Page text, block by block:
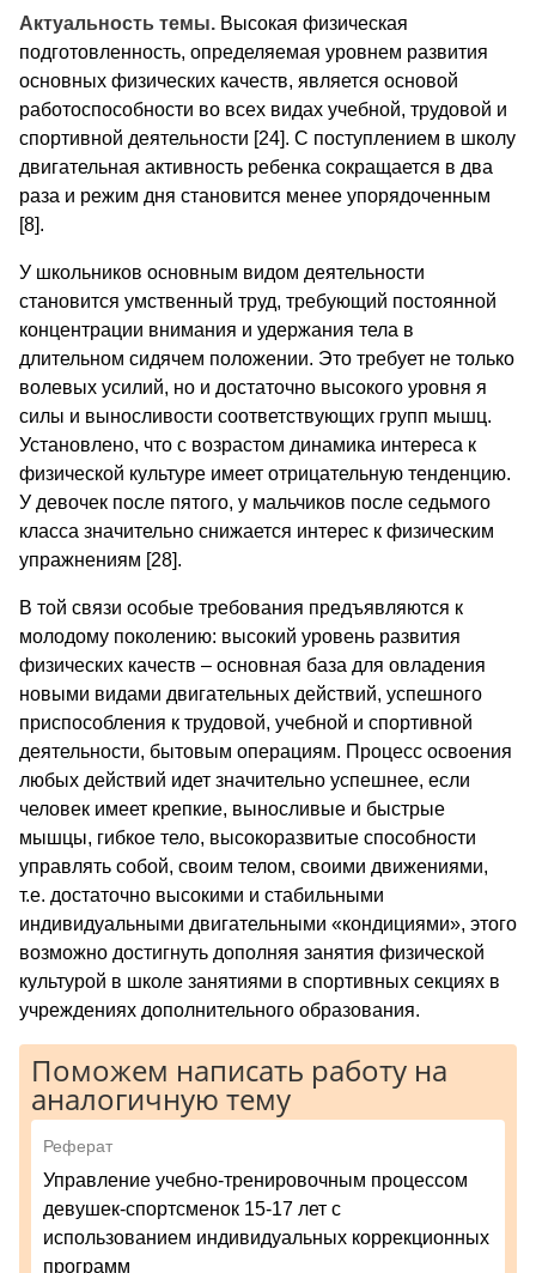
Актуальность темы. Высокая физическая
подготовленность, определяемая уровнем развития
основных физических качеств, является основой
работоспособности во всех видах учебной, трудовой и
спортивной деятельности [24]. С поступлением в школу
двигательная активность ребенка сокращается в два
раза и режим дня становится менее упорядоченным
[8].
У школьников основным видом деятельности
становится умственный труд, требующий постоянной
концентрации внимания и удержания тела в
длительном сидячем положении. Это требует не только
волевых усилий, но и достаточно высокого уровня я
силы и выносливости соответствующих групп мышц.
Установлено, что с возрастом динамика интереса к
физической культуре имеет отрицательную тенденцию.
У девочек после пятого, у мальчиков после седьмого
класса значительно снижается интерес к физическим
упражнениям [28].
В той связи особые требования предъявляются к
молодому поколению: высокий уровень развития
физических качеств – основная база для овладения
новыми видами двигательных действий, успешного
приспособления к трудовой, учебной и спортивной
деятельности, бытовым операциям. Процесс освоения
любых действий идет значительно успешнее, если
человек имеет крепкие, выносливые и быстрые
мышцы, гибкое тело, высокоразвитые способности
управлять собой, своим телом, своими движениями,
т.е. достаточно высокими и стабильными
индивидуальными двигательными «кондициями», этого
возможно достигнуть дополняя занятия физической
культурой в школе занятиями в спортивных секциях в
учреждениях дополнительного образования.
Поможем написать работу на
аналогичную тему
Реферат
Управление учебно-тренировочным процессом
девушек-спортсменок 15-17 лет с
использованием индивидуальных коррекционных
программ